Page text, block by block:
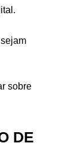
sejam
sobre
DE